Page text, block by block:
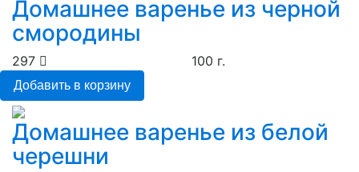
Домашнее варенье из черной
смородины
297 100 г.
Добавить в корзину
Домашнее варенье из белой
черешни